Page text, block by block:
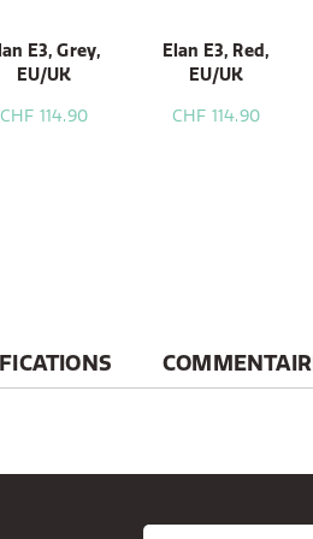
E3, Grey,
EU/UK
CHF 114.90
Elan E3, Red,
EU/UK
CHF 114.90